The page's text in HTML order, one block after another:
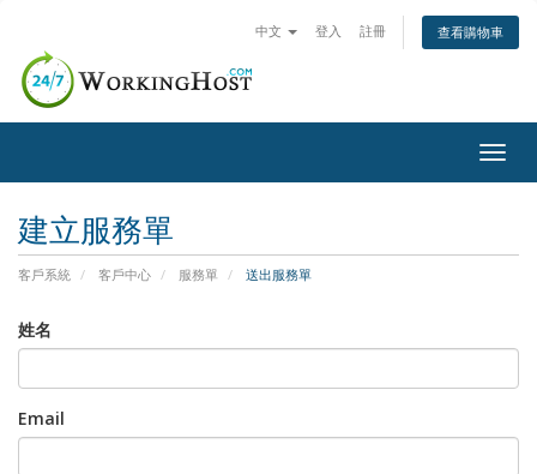
中文 登入 註冊 查看購物車
建立服務單
客戶系統 客戶中心 服務單 送出服務單
姓名
Email